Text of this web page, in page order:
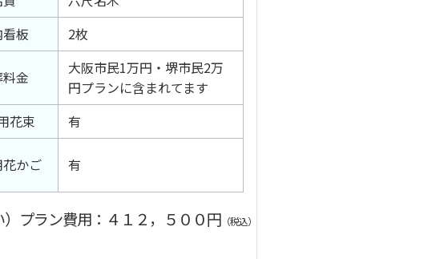
板
2枚
金
大阪市民1万円・堺市民2万
円プランに含まれてます
花束 有
花かご 有
）プラン費用 ：４１２，５００円 （税込）